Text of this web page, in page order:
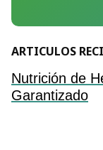
ARTICULOS
Nutrición de
Garantizado